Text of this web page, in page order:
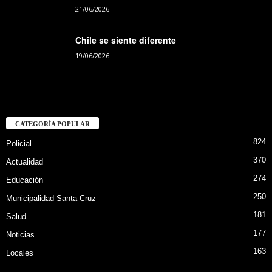
21/06/2026
Chile se siente diferente
19/06/2026
CATEGORÍA POPULAR
Policial 824
Actualidad 370
Educación 274
Municipalidad Santa Cruz 250
Salud 181
Noticias 177
Locales 163